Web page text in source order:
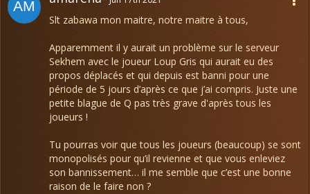
Slt zabawa mon maitre, notre maitre à tous,
Apparemment il y aurait un problème sur le serveur
Sekhem avec le joueur Loup Gris qui aurait eu des
propos déplacés et qui depuis est banni pour une
période de 5 jours d’après ce que j’ai compris. Juste une
petite blague de Q pas très grave d'après tous les
joueurs !
Tu pourras voir que tous les joueurs (beaucoup) se sont
monopolisés pour qu’il revienne et que vous enleviez
son bannissement… il me semble que c’est une bonne
raison de le faire non ?